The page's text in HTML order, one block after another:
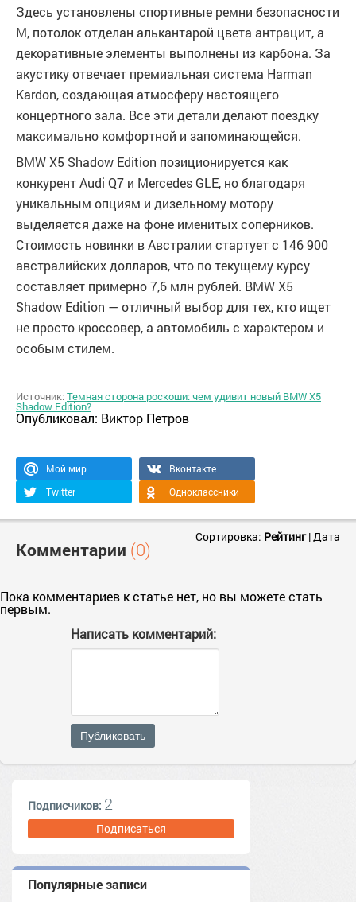
Здесь установлены спортивные ремни безопасности
M, потолок отделан алькантарой цвета антрацит, а
декоративные элементы выполнены из карбона. За
акустику отвечает премиальная система Harman
Kardon, создающая атмосферу настоящего
концертного зала. Все эти детали делают поездку
максимально комфортной и запоминающейся.
BMW X5 Shadow Edition позиционируется как
конкурент Audi Q7 и Mercedes GLE, но благодаря
уникальным опциям и дизельному мотору
выделяется даже на фоне именитых соперников.
Стоимость новинки в Австралии стартует с 146 900
австралийских долларов, что по текущему курсу
составляет примерно 7,6 млн рублей. BMW X5
Shadow Edition — отличный выбор для тех, кто ищет
не просто кроссовер, а автомобиль с характером и
особым стилем.
Источник:Темная сторона роскоши: чем удивит новый BMW X5
Shadow Edition?
Опубликовал: Виктор Петров
Мой мир
Вконтакте
Twitter
Одноклассники
Комментарии (0)
Сортировка: Рейтинг|Дата
Пока комментариев к статье нет, но вы можете стать
первым.
Написать комментарий:
Публиковать
Подписчиков: 2
Подписаться
Популярные записи